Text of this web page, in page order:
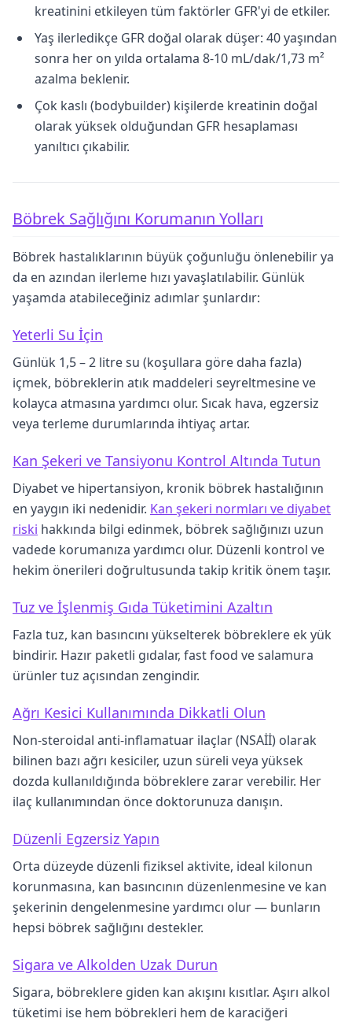
kreatinini etkileyen tüm faktörler GFR'yi de etkiler.
Yaş ilerledikçe GFR doğal olarak düşer: 40 yaşından
sonra her on yılda ortalama 8-10 mL/dak/1,73 m²
azalma beklenir.
Çok kaslı (bodybuilder) kişilerde kreatinin doğal
olarak yüksek olduğundan GFR hesaplaması
yanıltıcı çıkabilir.
Böbrek Sağlığını Korumanın Yolları
Böbrek hastalıklarının büyük çoğunluğu önlenebilir ya
da en azından ilerleme hızı yavaşlatılabilir. Günlük
yaşamda atabileceğiniz adımlar şunlardır:
Yeterli Su İçin
Günlük 1,5 – 2 litre su (koşullara göre daha fazla)
içmek, böbreklerin atık maddeleri seyreltmesine ve
kolayca atmasına yardımcı olur. Sıcak hava, egzersiz
veya terleme durumlarında ihtiyaç artar.
Kan Şekeri ve Tansiyonu Kontrol Altında Tutun
Diyabet ve hipertansiyon, kronik böbrek hastalığının
en yaygın iki nedenidir. Kan şekeri normları ve diyabet
riski hakkında bilgi edinmek, böbrek sağlığınızı uzun
vadede korumanıza yardımcı olur. Düzenli kontrol ve
hekim önerileri doğrultusunda takip kritik önem taşır.
Tuz ve İşlenmiş Gıda Tüketimini Azaltın
Fazla tuz, kan basıncını yükselterek böbreklere ek yük
bindirir. Hazır paketli gıdalar, fast food ve salamura
ürünler tuz açısından zengindir.
Ağrı Kesici Kullanımında Dikkatli Olun
Non-steroidal anti-inflamatuar ilaçlar (NSAİİ) olarak
bilinen bazı ağrı kesiciler, uzun süreli veya yüksek
dozda kullanıldığında böbreklere zarar verebilir. Her
ilaç kullanımından önce doktorunuza danışın.
Düzenli Egzersiz Yapın
Orta düzeyde düzenli fiziksel aktivite, ideal kilonun
korunmasına, kan basıncının düzenlenmesine ve kan
şekerinin dengelenmesine yardımcı olur — bunların
hepsi böbrek sağlığını destekler.
Sigara ve Alkolden Uzak Durun
Sigara, böbreklere giden kan akışını kısıtlar. Aşırı alkol
tüketimi ise hem böbrekleri hem de karaciğeri